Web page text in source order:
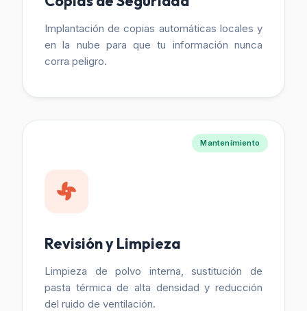
Implantación de copias automáticas locales y
en la nube para que tu información nunca
corra peligro.
Mantenimiento
Revisión y Limpieza
Limpieza de polvo interna, sustitución de
pasta térmica de alta densidad y reducción
del ruido de ventilación.